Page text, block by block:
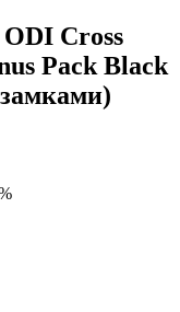
Cross
Pack Black